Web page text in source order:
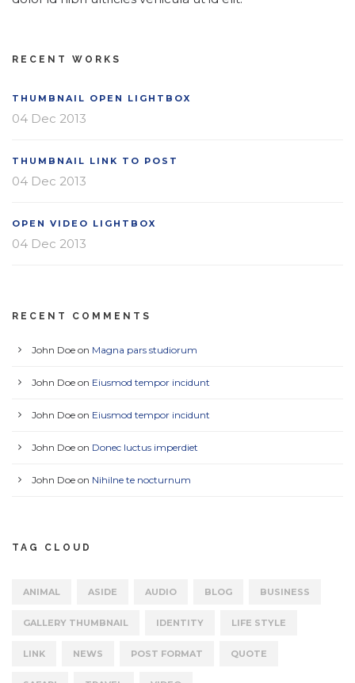
RECENT WORKS
THUMBNAIL OPEN LIGHTBOX
04 Dec 2013
THUMBNAIL LINK TO POST
04 Dec 2013
OPEN VIDEO LIGHTBOX
04 Dec 2013
RECENT COMMENTS
John Doe on Magna pars studiorum
John Doe on Eiusmod tempor incidunt
John Doe on Eiusmod tempor incidunt
John Doe on Donec luctus imperdiet
John Doe on Nihilne te nocturnum
TAG CLOUD
ANIMAL ASIDE AUDIO BLOG BUSINESS
GALLERY THUMBNAIL IDENTITY LIFE STYLE
LINK NEWS POST FORMAT QUOTE